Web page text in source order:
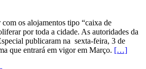
os alojamentos tipo “caixa de
por toda a cidade. As autoridades da
publicaram na sexta-feira, 3 de
que entrará em vigor em Março. […]